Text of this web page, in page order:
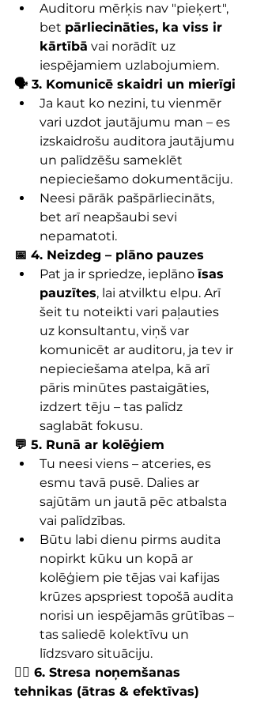
Auditoru mērķis nav "pieķert",
bet pārliecināties, ka viss ir
kārtībā vai norādīt uz
iespējamiem uzlabojumiem.
🗣️ 3. Komunicē skaidri un mierīgi
Ja kaut ko nezini, tu vienmēr
vari uzdot jautājumu man – es
izskaidrošu auditora jautājumu
un palīdzēšu sameklēt
nepieciešamo dokumentāciju.
Neesi pārāk pašpārliecināts,
bet arī neapšaubi sevi
nepamatoti.
📅 4. Neizdeg – plāno pauzes
Pat ja ir spriedze, ieplāno īsas
pauzītes, lai atvilktu elpu. Arī
šeit tu noteikti vari paļauties
uz konsultantu, viņš var
komunicēt ar auditoru, ja tev ir
nepieciešama atelpa, kā arī
pāris minūtes pastaigāties,
izdzert tēju – tas palīdz
saglabāt fokusu.
💬 5. Runā ar kolēģiem
Tu neesi viens – atceries, es
esmu tavā pusē. Dalies ar
sajūtām un jautā pēc atbalsta
vai palīdzības.
Būtu labi dienu pirms audita
nopirkt kūku un kopā ar
kolēģiem pie tējas vai kafijas
krūzes apspriest topošā audita
norisi un iespējamās grūtības –
tas saliedē kolektīvu un
līdzsvaro situāciju.
🧘‍♀️ 6. Stresa noņemšanas
tehnikas (ātras & efektīvas)